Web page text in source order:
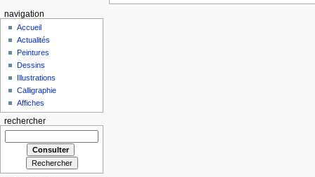
navigation
Accueil
Actualités
Peintures
Dessins
Illustrations
Calligraphie
Affiches
rechercher